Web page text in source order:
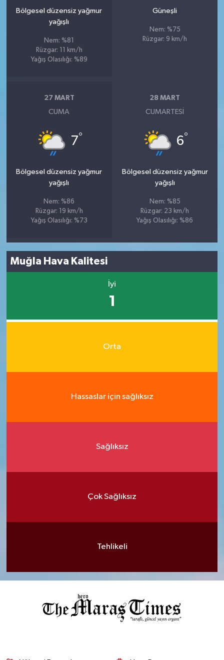
Bölgesel düzensiz yağmur
yağışlı
Nem: %81
Rüzgar: 11 km/h
Yağış Olasılığı: %89
Güneşli
Nem: %75
Rüzgar: 9 km/h
27 MART
CUMA
7°
Bölgesel düzensiz yağmur
yağışlı
Nem: %86
Rüzgar: 19 km/h
Yağış Olasılığı: %73
28 MART
CUMARTESI
6°
Bölgesel düzensiz yağmur
yağışlı
Nem: %85
Rüzgar: 23 km/h
Yağış Olasılığı: %86
Muğla Hava Kalitesi
İyi
1
Orta
Hassaslar için sağlıksız
Sağlıksız
Çok Sağlıksız
Tehlikeli